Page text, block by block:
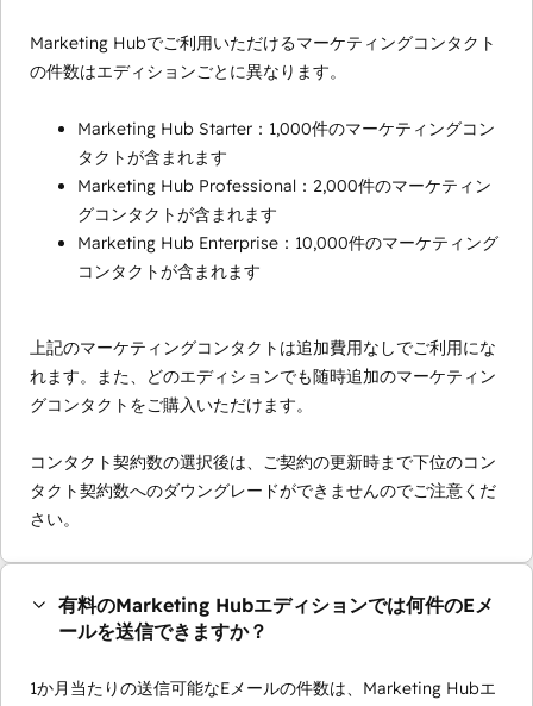
Marketing Hubでご利用いただけるマーケティングコンタクト
の件数はエディションごとに異なります。
Marketing Hub Starter：1,000件のマーケティングコン
タクトが含まれます
Marketing Hub Professional：2,000件のマーケティン
グコンタクトが含まれます
Marketing Hub Enterprise：10,000件のマーケティング
コンタクトが含まれます
上記のマーケティングコンタクトは追加費用なしでご利用にな
れます。また、どのエディションでも随時追加のマーケティン
グコンタクトをご購入いただけます。
コンタクト契約数の選択後は、ご契約の更新時まで下位のコン
タクト契約数へのダウングレードができませんのでご注意くだ
さい。
有料のMarketing Hubエディションでは何件のEメ
ールを送信できますか？
1か月当たりの送信可能なEメールの件数は、Marketing Hubエ